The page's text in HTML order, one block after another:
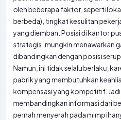
oleh beberapa faktor, seperti
berbeda), tingkat kesulitan
yang diemban. Posisi di kantor
strategis, mungkin menawarkan
dibandingkan dengan posisi
Namun, ini tidak selalu berlaku,
pabrik yang membutuhkan
kompensasi yang kompetitif.
membandingkan informasi dari
pernah menyerah pada mimpi